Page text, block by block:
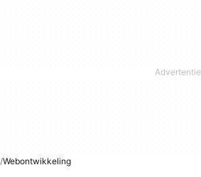
Webontwikkeling